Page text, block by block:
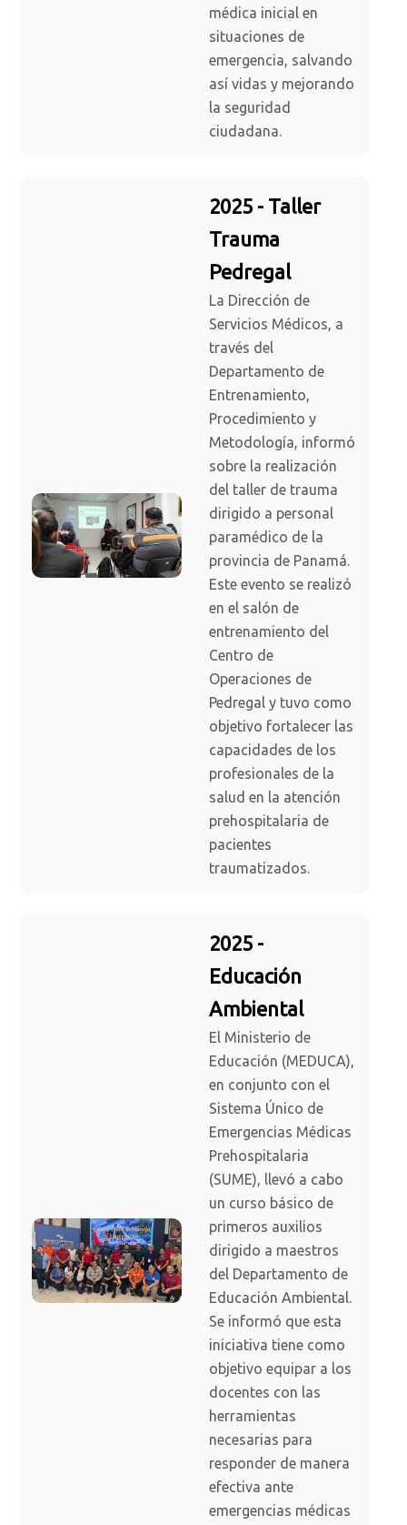
médica inicial en
situaciones de
emergencia, salvando
así vidas y mejorando
la seguridad
ciudadana.
2025 - Taller
Trauma
Pedregal
La Dirección de
Servicios Médicos, a
través del
Departamento de
Entrenamiento,
Procedimiento y
Metodología, informó
sobre la realización
del taller de trauma
dirigido a personal
paramédico de la
provincia de Panamá.
Este evento se realizó
en el salón de
entrenamiento del
Centro de
Operaciones de
Pedregal y tuvo como
objetivo fortalecer las
capacidades de los
profesionales de la
salud en la atención
prehospitalaria de
pacientes
traumatizados.
2025 -
Educación
Ambiental
El Ministerio de
Educación (MEDUCA),
en conjunto con el
Sistema Único de
Emergencias Médicas
Prehospitalaria
(SUME), llevó a cabo
un curso básico de
primeros auxilios
dirigido a maestros
del Departamento de
Educación Ambiental.
Se informó que esta
iniciativa tiene como
objetivo equipar a los
docentes con las
herramientas
necesarias para
responder de manera
efectiva ante
emergencias médicas